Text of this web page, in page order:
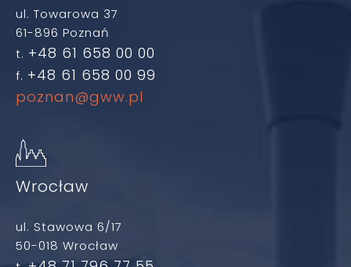
ul. Towarowa 37
61-896 Poznań
t. +48 61 658 00 00
f. +48 61 658 00 99
poznan@gww.pl
Wrocław
ul. Stawowa 6/17
50-018 Wrocław